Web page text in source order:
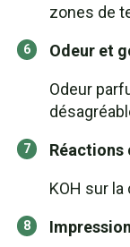
zones de
Odeur et
Odeur
Réactions
KOH sur